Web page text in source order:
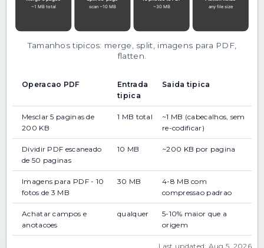
Tamanhos tipicos: merge, split, imagens para PDF,
flatten.
Operacao PDF
Entrada
tipica
Saida tipica
Mesclar 5 paginas de
200 KB
1 MB total
~1 MB (cabecalhos, sem
re-codificar)
Dividir PDF escaneado
de 50 paginas
10 MB ~200 KB por pagina
Imagens para PDF - 10
fotos de 3 MB
30 MB
4-8 MB com
compressao padrao
Achatar campos e
anotacoes
qualquer
5-10% maior que a
origem
Last updated: Aug 5, 2026